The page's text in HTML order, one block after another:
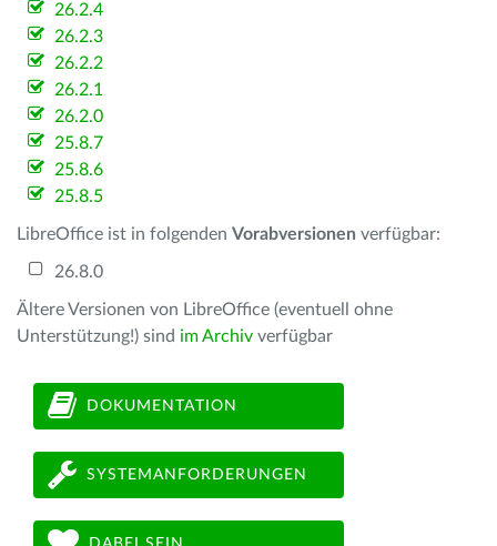
26.2.4
26.2.3
26.2.2
26.2.1
26.2.0
25.8.7
25.8.6
25.8.5
LibreOffice ist in folgenden Vorabversionen verfügbar:
26.8.0
Ältere Versionen von LibreOffice (eventuell ohne
Unterstützung!) sind im Archiv verfügbar
DOKUMENTATION
SYSTEMANFORDERUNGEN